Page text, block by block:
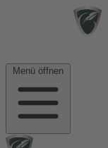
Menü öffnen